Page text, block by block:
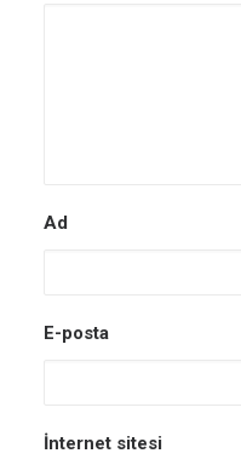
Ad
E-posta
İnternet sitesi